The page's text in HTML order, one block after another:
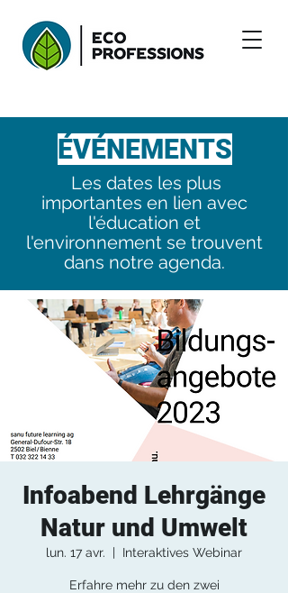
ÉVÉNEMENTS
Les dates les plus
importantes en lien avec
l'éducation et
l'environnement se trouvent
dans notre agenda.
Infoabend Lehrgänge
Natur und Umwelt
lun. 17 avr.
  |
Interaktives Webinar
Erfahre mehr zu den zwei